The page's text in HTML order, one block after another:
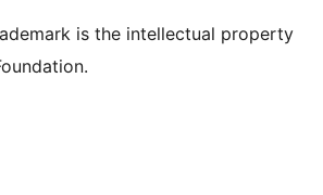
is the intellectual property